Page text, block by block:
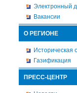
Электронный
Вакансии
О РЕГИОНЕ
Историческая
Газификация
ПРЕСС-ЦЕНТР